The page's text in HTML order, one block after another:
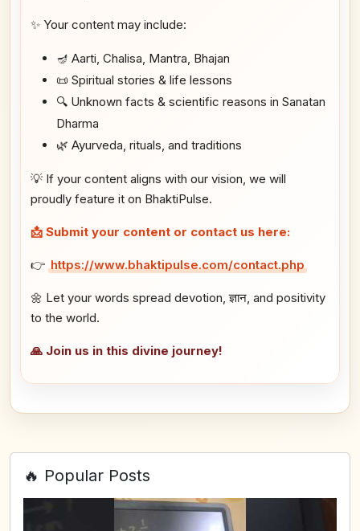
✨ Your content may include:
🪔 Aarti, Chalisa, Mantra, Bhajan
📜 Spiritual stories & life lessons
🔍 Unknown facts & scientific reasons in Sanatan
Dharma
🌿 Ayurveda, rituals, and traditions
💡 If your content aligns with our vision, we will
proudly feature it on BhaktiPulse.
📩 Submit your content or contact us here:
👉 https://www.bhaktipulse.com/contact.php
🌼 Let your words spread devotion, ज्ञान, and positivity
to the world.
🙏 Join us in this divine journey!
🔥 Popular Posts